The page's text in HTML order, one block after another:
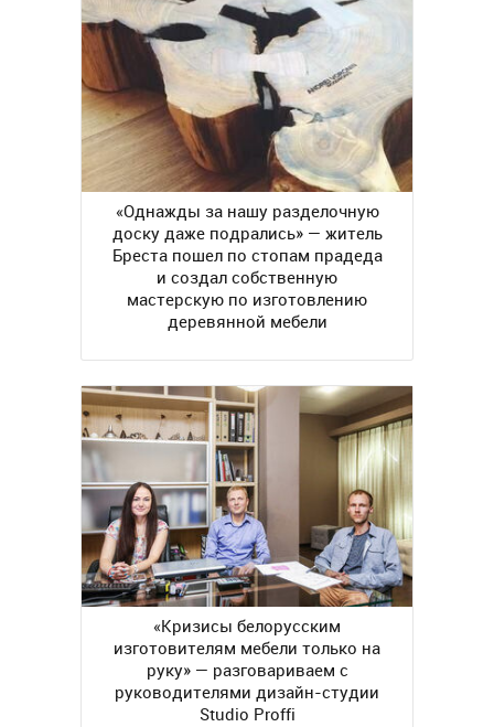
«Однажды за нашу разделочную
доску даже подрались» — житель
Бреста пошел по стопам прадеда
и создал собственную
мастерскую по изготовлению
деревянной мебели
«Кризисы белорусским
изготовителям мебели только на
руку» — разговариваем с
руководителями дизайн-студии
Studio Proffi